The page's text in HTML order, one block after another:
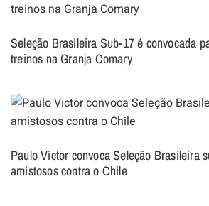
Seleção Brasileira Sub-17 é convocada
treinos na Granja Comary
Paulo Victor convoca Seleção Brasileira
amistosos contra o Chile